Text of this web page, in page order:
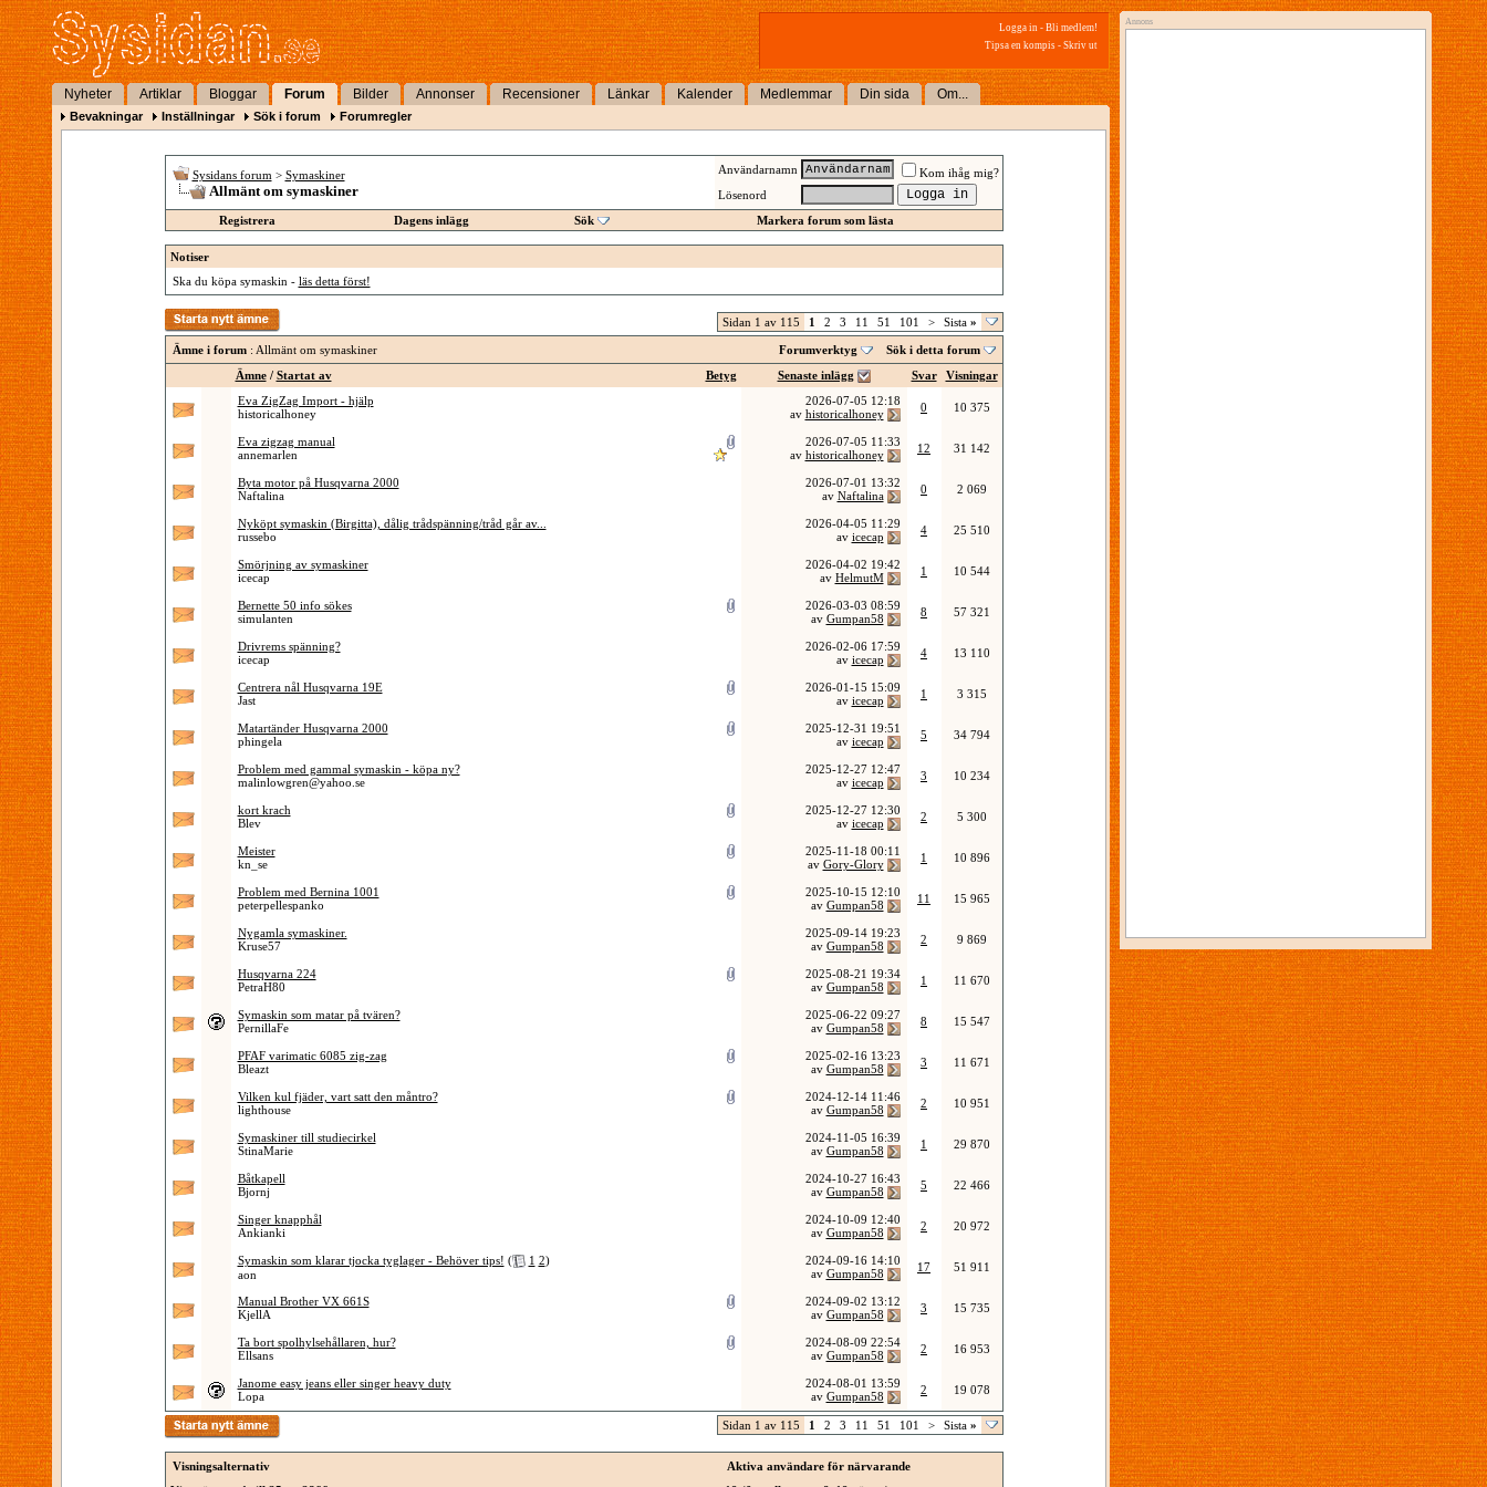
Logga in - Bli medlem!
Tipsa en kompis - Skriv ut
Nyheter Artiklar Bloggar Forum Bilder Annonser Recensioner Länkar Kalender Medlemmar Din sida Om...
Bevakningar Inställningar Sök i forum Forumregler
Sysidans forum > Symaskiner
Allmänt om symaskiner
Användarnamn
Kom ihåg mig?
Lösenord
Registrera
Dagens inlägg Sök Markera forum som lästa
Notiser
Ska du köpa symaskin - läs detta först!
Sidan 1 av 115 1 2 3 11 51 101 > Sista »
Ämne i forum: Allmänt om symaskiner Forumverktyg
Sök i detta forum
Betyg
Ämne/ Startat av Senaste inlägg Svar
Visningar
Eva ZigZag Import - hjälp
historicalhoney
2026-07-05 12:18
av historicalhoney 0 10 375
Eva zigzag manual
annemarlen
2026-07-05 11:33
av historicalhoney 12 31 142
Byta motor på Husqvarna 2000
Naftalina
2026-07-01 13:32
av Naftalina 0 2 069
Nyköpt symaskin (Birgitta), dålig trådspänning/tråd går av...
russebo
2026-04-05 11:29
av icecap 4 25 510
Smörjning av symaskiner
icecap
2026-04-02 19:42
av HelmutM 1 10 544
Bernette 50 info sökes
simulanten
2026-03-03 08:59
av Gumpan58 8 57 321
Drivrems spänning?
icecap
2026-02-06 17:59
av icecap 4 13 110
Centrera nål Husqvarna 19E
Jast
2026-01-15 15:09
av icecap 1 3 315
Matartänder Husqvarna 2000
phingela
2025-12-31 19:51
av icecap 5 34 794
Problem med gammal symaskin - köpa ny?
malinlowgren@yahoo.se
2025-12-27 12:47
av icecap 3 10 234
kort krach
Blev
2025-12-27 12:30
av icecap 2 5 300
Meister
kn_se
2025-11-18 00:11
av Gory-Glory 1 10 896
Problem med Bernina 1001
peterpellespanko
2025-10-15 12:10
av Gumpan58 11 15 965
Nygamla symaskiner.
Kruse57
2025-09-14 19:23
av Gumpan58 2 9 869
Husqvarna 224
PetraH80
2025-08-21 19:34
av Gumpan58 1 11 670
Symaskin som matar på tvären?
PernillaFe
2025-06-22 09:27
av Gumpan58 8 15 547
PFAF varimatic 6085 zig-zag
Bleazt
2025-02-16 13:23
av Gumpan58 3 11 671
Vilken kul fjäder, vart satt den måntro?
lighthouse
2024-12-14 11:46
av Gumpan58 2 10 951
Symaskiner till studiecirkel
StinaMarie
2024-11-05 16:39
av Gumpan58 1 29 870
Båtkapell
Bjornj
2024-10-27 16:43
av Gumpan58 5 22 466
Singer knapphål
Ankianki
2024-10-09 12:40
av Gumpan58 2 20 972
Symaskin som klarar tjocka tyglager - Behöver tips! ( 1 2)
aon
2024-09-16 14:10
av Gumpan58 17 51 911
Manual Brother VX 661S
KjellA
2024-09-02 13:12
av Gumpan58 3 15 735
Ta bort spolhylsehållaren, hur?
Ellsans
2024-08-09 22:54
av Gumpan58 2 16 953
Janome easy jeans eller singer heavy duty
Lopa
2024-08-01 13:59
av Gumpan58 2 19 078
Sidan 1 av 115 1 2 3 11 51 101 > Sista »
Visningsalternativ
Aktiva användare för närvarande
Annons